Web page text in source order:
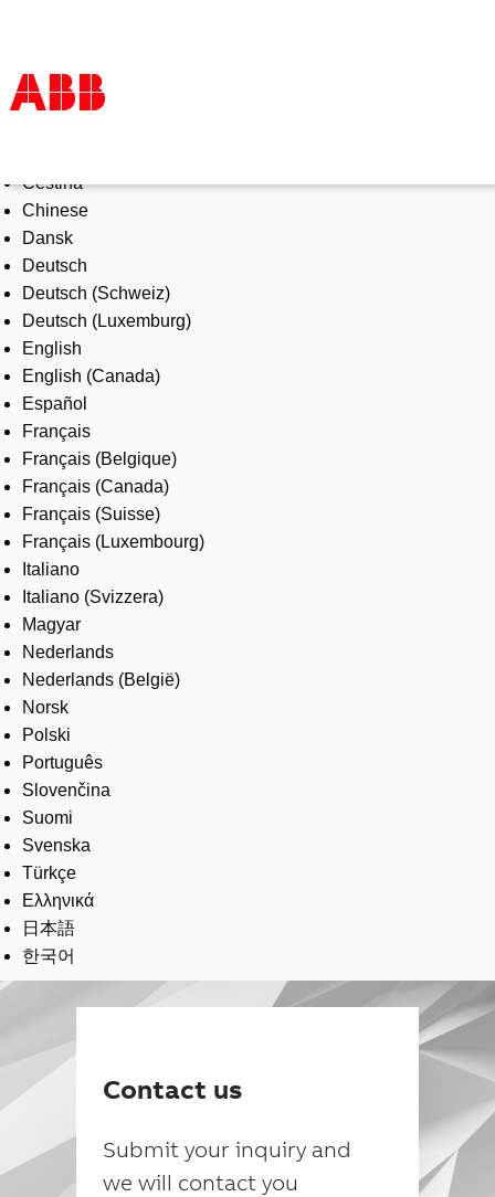
Products & Solutions
Industries
Services
About us
Where to buy
Contact us
Careers
Čeština
Chinese
Dansk
Deutsch
Deutsch (Schweiz)
Deutsch (Luxemburg)
English
English (Canada)
Español
Français
Français (Belgique)
Français (Canada)
Français (Suisse)
Français (Luxembourg)
Italiano
Italiano (Svizzera)
Magyar
Nederlands
Nederlands (België)
Norsk
Polski
Português
Slovenčina
Suomi
Svenska
Türkçe
Ελληνικά
日本語
한국어
Contact us
Submit your inquiry and
we will contact you